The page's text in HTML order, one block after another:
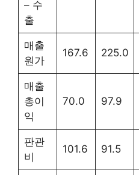
– 수
출
매출
원가
167.6 225.0
매출
총이
익
70.0 97.9
판관
비
101.6 91.5